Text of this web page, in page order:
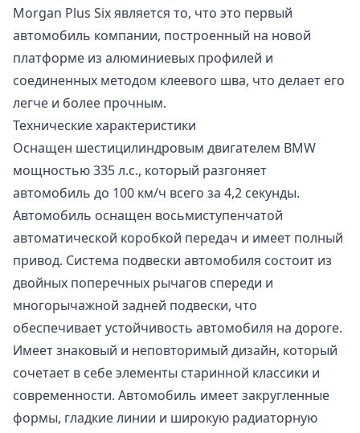
Morgan Plus Six является то, что это первый
автомобиль компании, построенный на новой
платформе из алюминиевых профилей и
соединенных методом клеевого шва, что делает его
легче и более прочным.
Технические характеристики
Оснащен шестицилиндровым двигателем BMW
мощностью 335 л.с., который разгоняет
автомобиль до 100 км/ч всего за 4,2 секунды.
Автомобиль оснащен восьмиступенчатой
автоматической коробкой передач и имеет полный
привод. Система подвески автомобиля состоит из
двойных поперечных рычагов спереди и
многорычажной задней подвески, что
обеспечивает устойчивость автомобиля на дороге.
Имеет знаковый и неповторимый дизайн, который
сочетает в себе элементы старинной классики и
современности. Автомобиль имеет закругленные
формы, гладкие линии и широкую радиаторную